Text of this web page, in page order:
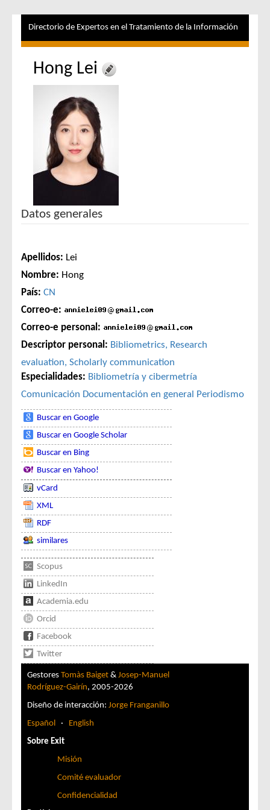
Directorio de Expertos en el Tratamiento de la Información
Hong Lei
Datos generales
Apellidos: Lei
Nombre: Hong
País: CN
Correo-e:
Correo-e personal:
Descriptor personal: Bibliometrics, Research
evaluation, Scholarly communication
Especialidades: Bibliometría y cibermetría
Comunicación Documentación en general Periodismo
Buscar en Google
Buscar en Google Scholar
Buscar en Bing
Buscar en Yahoo!
vCard
XML
RDF
similares
Scopus
LinkedIn
Academia.edu
Orcid
Facebook
Twitter
Gestores Tomàs Baiget & Josep-Manuel
Rodríguez-Gairín, 2005-2026
Diseño de interacción: Jorge Franganillo
Español · English
Sobre Exit
Misión
Comité evaluador
Confidencialidad